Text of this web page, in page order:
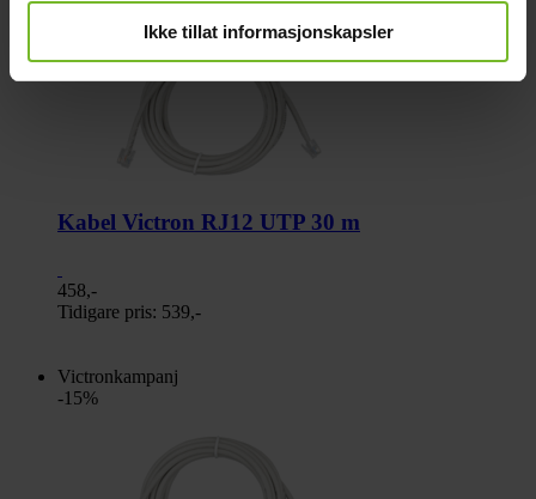
Ikke tillat informasjonskapsler
-15%
Kabel Victron RJ12 UTP 30 m
458,-
Tidigare pris: 539,-
Victronkampanj
-15%